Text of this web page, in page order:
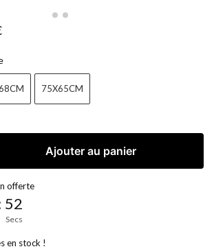
75X65CM
Ajouter au panier
offerte
52
Secs
en stock !